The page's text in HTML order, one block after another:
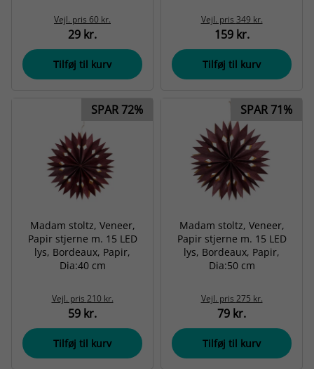
Vejl. pris 60 kr.
29 kr.
Tilføj til kurv
Vejl. pris 349 kr.
159 kr.
Tilføj til kurv
SPAR 72%
Madam stoltz, Veneer,
Papir stjerne m. 15 LED
lys, Bordeaux, Papir,
Dia:40 cm
Vejl. pris 210 kr.
59 kr.
Tilføj til kurv
SPAR 71%
Madam stoltz, Veneer,
Papir stjerne m. 15 LED
lys, Bordeaux, Papir,
Dia:50 cm
Vejl. pris 275 kr.
79 kr.
Tilføj til kurv